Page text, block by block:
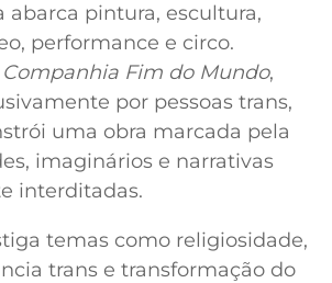
abarca pintura, escultura,
performance e circo.
Companhia Fim do Mundo,
por pessoas trans,
uma obra marcada pela
imaginários e narrativas
interditadas.
temas como religiosidade,
trans e transformação do